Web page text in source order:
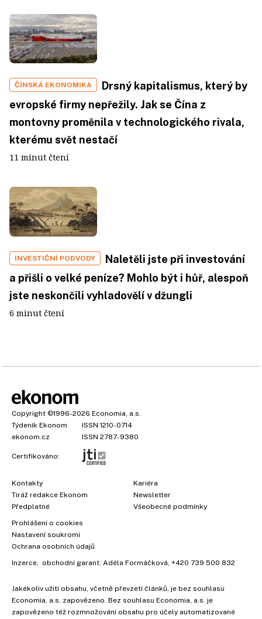
ČÍNSKÁ EKONOMIKA
Drsný kapitalismus, který by
evropské firmy nepřežily. Jak se Čína z
montovny proměnila v technologického rivala,
kterému svět nestačí
11 minut čtení
INVESTIČNÍ PODVODY
Naletěli jste při investování
a přišli o velké peníze? Mohlo být i hůř, alespoň
jste neskončili vyhladovělí v džungli
6 minut čtení
Copyright ©1996-2026 Economia, a.s.
Týdeník Ekonom
ISSN 1210-0714
ekonom.cz
ISSN 2787-9380
Certifikováno:
Kontakty
Tiráž redakce Ekonom
Předplatné
Kariéra
Newsletter
Všeobecné podmínky
Prohlášení o cookies
Nastavení soukromí
Ochrana osobních údajů
Inzerce , obchodní garant: Adéla Formáčková +420 739 500 832
Jakékoliv užití obsahu, včetně převzetí článků, je bez souhlasu
Economia, a.s. zapovězeno. Bez souhlasu Economia, a.s. je
zapovězeno též rozmnožování obsahu pro účely automatizované